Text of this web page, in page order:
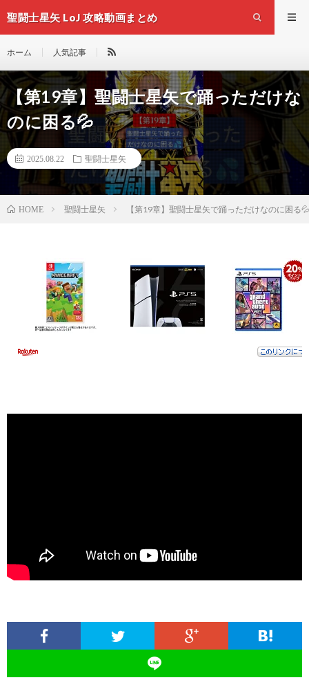
聖闘士星矢 LoJ 攻略動画まとめ
ホーム 人気記事
【第19章】聖闘士星矢で踊っただけな
のに困る💦
2025.08.22 聖闘士星矢
HOME 聖闘士星矢 【第19章】聖闘士星矢で踊っただけなのに困る💦